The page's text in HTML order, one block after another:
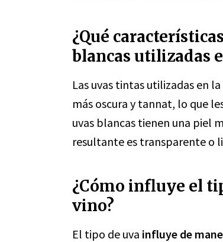
¿Qué
blancas utilizadas
Las uvas tintas utilizadas en
más oscura y tannat, lo que
uvas blancas tienen una piel
resultante es transparente o
¿Cómo influye el
vino?
El tipo de uva influye de